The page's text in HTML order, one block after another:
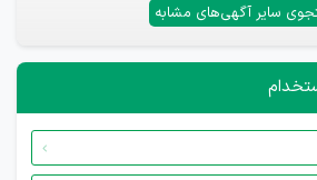
سایر آگهی‌های مشابه